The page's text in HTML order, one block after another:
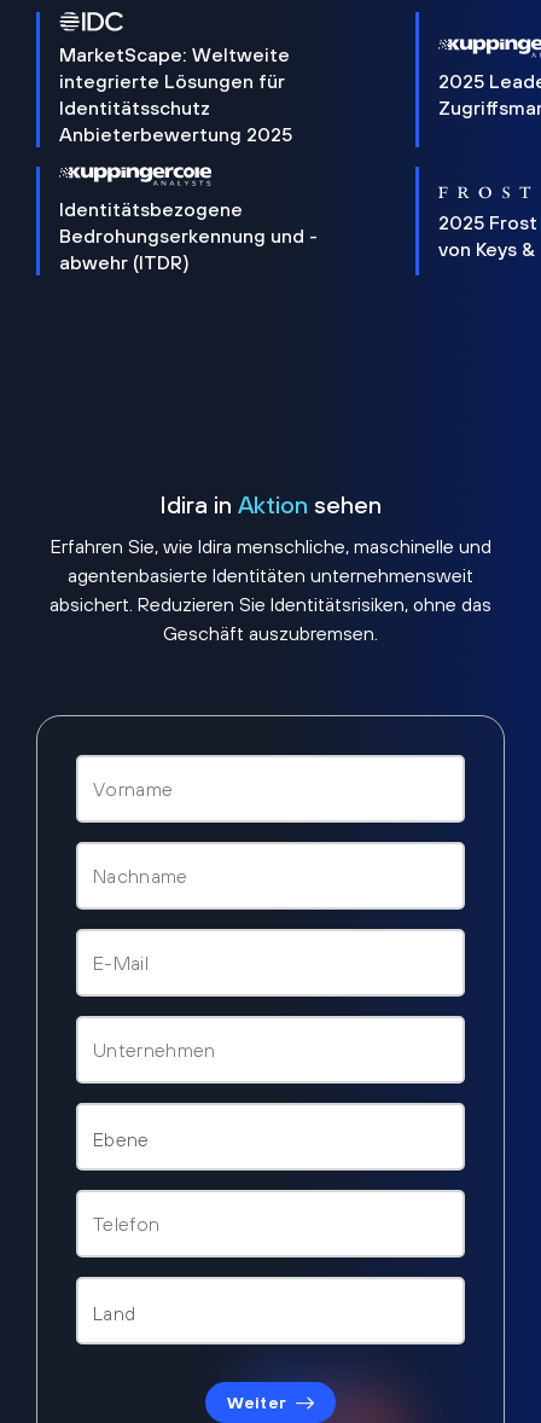
MarketScape: Weltweite
integrierte Lösungen für
Identitätsschutz
Anbieterbewertung 2025
2025
Identitätsbezogene
Bedrohungserkennung und -
abwehr (ITDR)
2025 Frost
von Keys
Idira in Aktion sehen
Erfahren Sie, wie Idira menschliche, maschinelle und
agentenbasierte Identitäten unternehmensweit
absichert. Reduzieren Sie Identitätsrisiken, ohne das
Geschäft auszubremsen.
Weiter